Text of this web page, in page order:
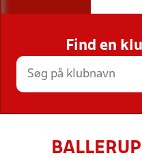
STILLINGER,
Find en